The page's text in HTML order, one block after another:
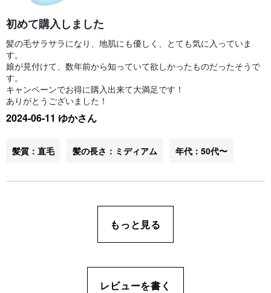
初めて購入しました
髪の毛サラサラになり、地肌にも優しく、とても気に入っていま
す。
娘が見付けて、数年前から知っていて欲しかったものだったそうで
す。
キャンペーンでお得に購入出来て大満足です！
ありがとうございました！
2024-06-11 ゆかさん
髪質：直毛 髪の長さ：ミディアム 年代：50代〜
もっと見る
レビューを書く